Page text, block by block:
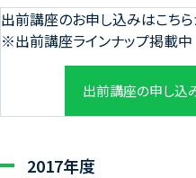
出前講座のお申し込みはこちら
※出前講座ラインナップ掲載中
出前講座の申し込
2017年度